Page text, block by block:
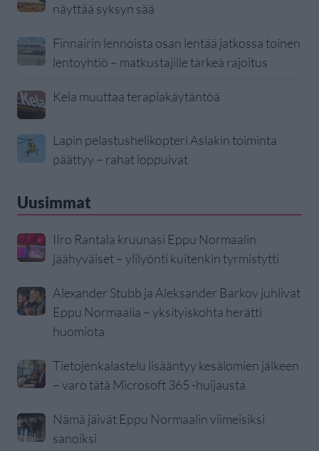
näyttää syksyn sää
Finnairin lennoista osan lentää jatkossa toinen
lentoyhtiö – matkustajille tärkeä rajoitus
Kela muuttaa terapiakäytäntöä
Lapin pelastushelikopteri Aslakin toiminta
päättyy – rahat loppuivat
Uusimmat
IIro Rantala kruunasi Eppu Normaalin
jäähyväiset – ylilyönti kuitenkin tyrmistytti
Alexander Stubb ja Aleksander Barkov juhlivat
Eppu Normaalia – yksityiskohta herätti
huomiota
Tietojenkalastelu lisääntyy kesälomien jälkeen
– varo tätä Microsoft 365 -huijausta
Nämä jäivät Eppu Normaalin viimeisiksi
sanoiksi